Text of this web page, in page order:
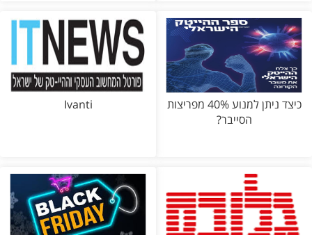
כיצד ניתן למנוע 40% מפריצות
הסייבר?
Ivanti